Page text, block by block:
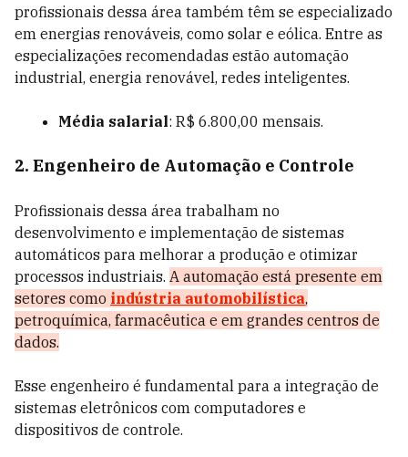
profissionais dessa área também têm se especializado
em energias renováveis, como solar e eólica. Entre as
especializações recomendadas estão automação
industrial, energia renovável, redes inteligentes.
Média salarial: R$ 6.800,00 mensais.
2. Engenheiro de Automação e Controle
Profissionais dessa área trabalham no
desenvolvimento e implementação de sistemas
automáticos para melhorar a produção e otimizar
processos industriais. A automação está presente em
setores como indústria automobilística,
petroquímica, farmacêutica e em grandes centros de
dados.
Esse engenheiro é fundamental para a integração de
sistemas eletrônicos com computadores e
dispositivos de controle.